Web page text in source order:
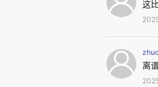
因此
儿，那就
这
离